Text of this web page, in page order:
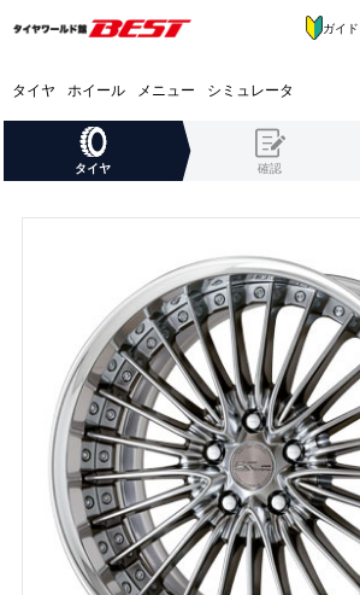
タイヤ ホイール メニュー シミュレータ
ガイド
タイヤ 確認